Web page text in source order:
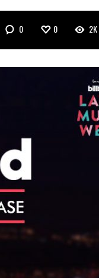
0 0 2K